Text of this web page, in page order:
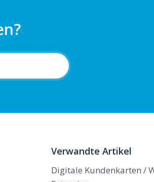
Verwandte Artikel
Digitale Kundenkarten /